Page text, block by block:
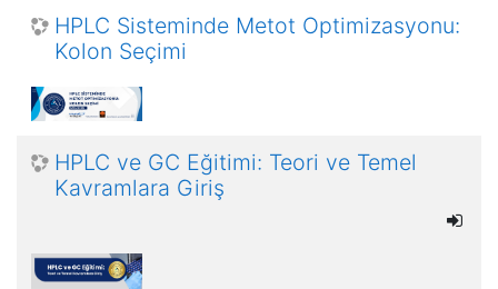
HPLC Sisteminde Metot Optimizasyonu:
Kolon Seçimi
HPLC ve GC Eğitimi: Teori ve Temel
Kavramlara Giriş